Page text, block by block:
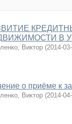
В
Виктор (2014-
о приёме к
Виктор (2014-